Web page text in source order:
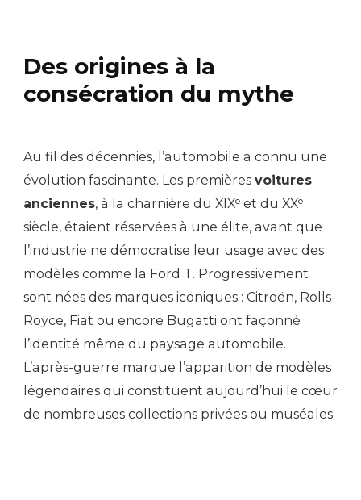
Des origines à la
consécration du mythe
Au fil des décennies, l’automobile a connu une
évolution fascinante. Les premières voitures
anciennes, à la charnière du XIXᵉ et du XXᵉ
siècle, étaient réservées à une élite, avant que
l’industrie ne démocratise leur usage avec des
modèles comme la Ford T. Progressivement
sont nées des marques iconiques : Citroën, Rolls-
Royce, Fiat ou encore Bugatti ont façonné
l’identité même du paysage automobile.
L’après-guerre marque l’apparition de modèles
légendaires qui constituent aujourd’hui le cœur
de nombreuses collections privées ou muséales.